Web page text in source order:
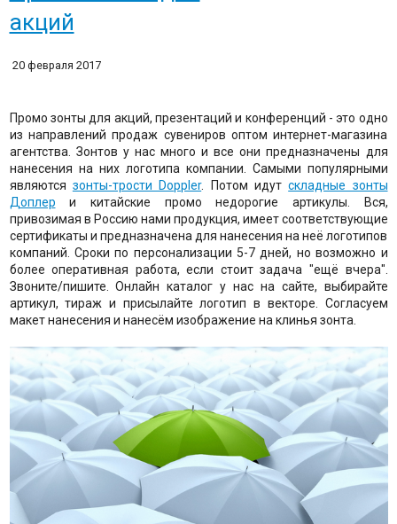
акций
20 февраля 2017
Промо зонты для акций, презентаций и конференций - это одно
из направлений продаж сувениров оптом интернет-магазина
агентства. Зонтов у нас много и все они предназначены для
нанесения на них логотипа компании. Самыми популярными
являются зонты-трости Doppler. Потом идутскладные зонты
Доплер и китайские промо недорогие артикулы. Вся,
привозимая в Россию нами продукция, имеет соответствующие
сертификаты и предназначена для нанесения на неё логотипов
компаний. Сроки по персонализации 5-7 дней, но возможно и
более оперативная работа, если стоит задача "ещё вчера".
Звоните/пишите. Онлайн каталог у нас на сайте, выбирайте
артикул, тираж и присылайте логотип в векторе. Согласуем
макет нанесения и нанесём изображение на клинья зонта.